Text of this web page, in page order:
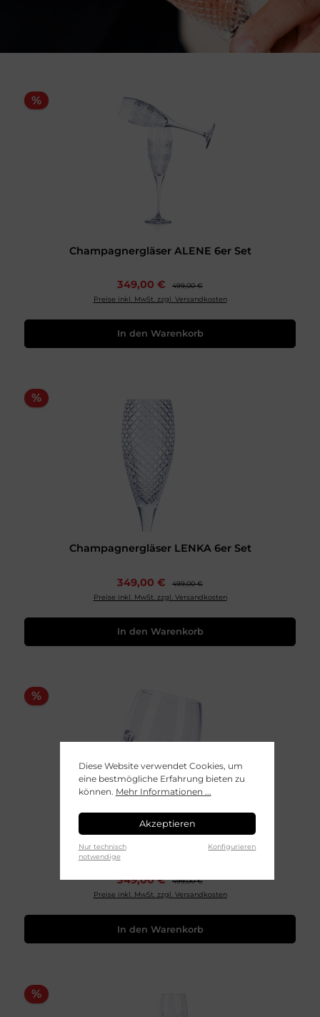
%
Champagnergläser ALENE 6er Set
349,00 €
499,00 €
Preise inkl. MwSt. zzgl. Versandkosten
In den Warenkorb
%
Champagnergläser LENKA 6er Set
349,00 €
499,00 €
Preise inkl. MwSt. zzgl. Versandkosten
In den Warenkorb
%
Champagnergläser FIALA 6er Set
349,00 € 499,00 €
Preise inkl. MwSt. zzgl. Versandkosten
In den Warenkorb
%
Diese Website verwendet Cookies, um
eine bestmögliche Erfahrung bieten zu
können. Mehr Informationen ...
Akzeptieren
Nur technisch
notwendige
Konfigurieren